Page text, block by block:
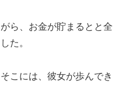
ら、お金が貯まるとと全
た。
こには、彼女が歩んでき